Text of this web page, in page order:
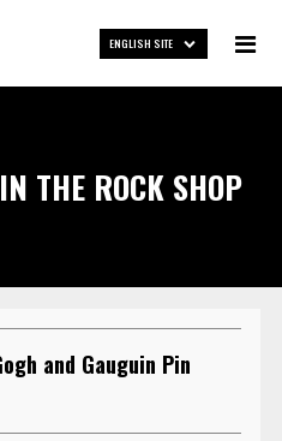
ENGLISH SITE
THE ROCK SHOP
and Gauguin Pin